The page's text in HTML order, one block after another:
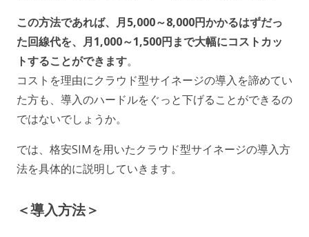
この方法であれば、月5,000～8,000円かかるはずだっ
た回線代を、月1,000～1,500円まで大幅にコストカッ
トすることができます。
コストを理由にクラウド型サイネージの導入を諦めてい
た方も、導入のハードルをぐっと下げることができるの
ではないでしょうか。
では、格安SIMを用いたクラウド型サイネージの導入方
法を具体的に説明していきます。
＜導入方法＞